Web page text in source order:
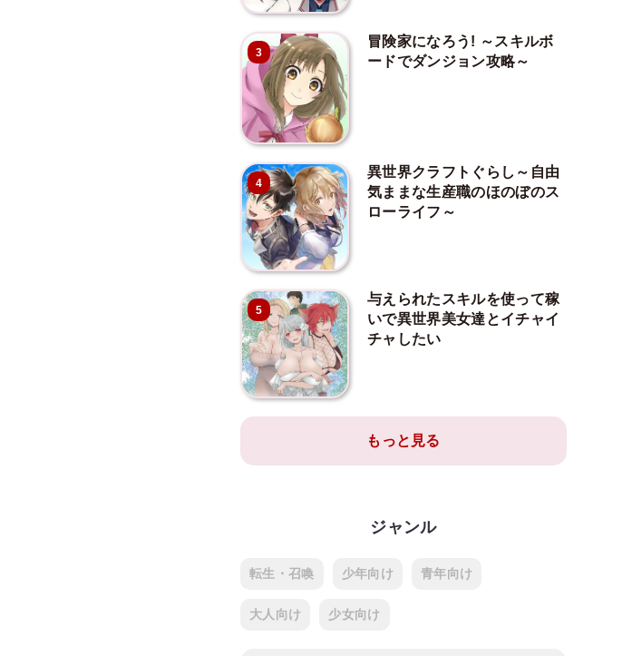
3
冒険家になろう! ～スキルボ
ードでダンジョン攻略～
4
異世界クラフトぐらし～自由
気ままな生産職のほのぼのス
ローライフ～
5
与えられたスキルを使って稼
いで異世界美女達とイチャイ
チャしたい
もっと見る
ジャンル
転生・召喚 少年向け 青年向け
大人向け 少女向け